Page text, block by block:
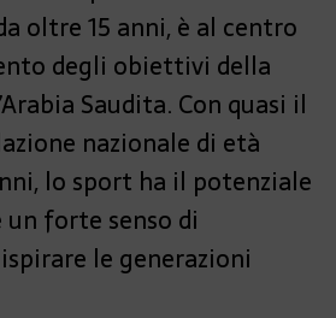
oltre 15 anni, è al centro
degli obiettivi della
Saudita. Con quasi il
nazionale di età
lo sport ha il potenziale
forte senso di
le generazioni